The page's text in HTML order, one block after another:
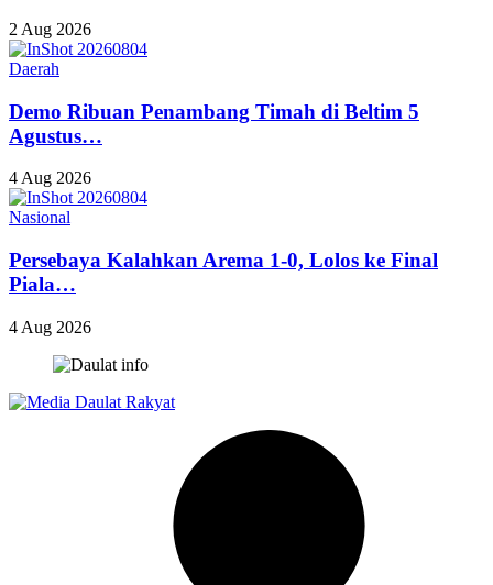
2 Aug 2026
Daerah
Demo Ribuan Penambang Timah di Beltim 5
Agustus…
4 Aug 2026
Nasional
Persebaya Kalahkan Arema 1-0, Lolos ke Final
Piala…
4 Aug 2026